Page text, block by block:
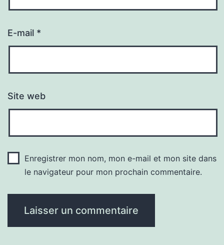
E-mail *
Site web
Enregistrer mon nom, mon e-mail et mon site dans
le navigateur pour mon prochain commentaire.